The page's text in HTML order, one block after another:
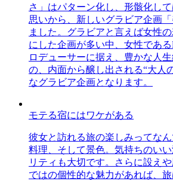
さ」はパターン化し、形骸化し
思いから、新しいグラビア企画
ました。グラビアと言えば女性
にした企画が多い中、女性であ
ロデューサーに据え、豊かな人
の、内面から醸し出される“大人
なグラビア企画となります。
モテる宿にはワケがある
彼女と訪れる旅の楽しみってな
料理、そして景色。気持ちのい
リティも大切です。さらに設え
ではの個性的な魅力があれば、